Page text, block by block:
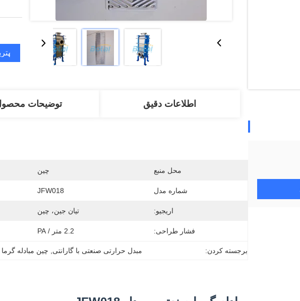
اطلاعات دقیق توضیحات
محل منبع چین
شماره مدل JFW018
اریجیو: تیان جین، چین
فشار طراحی: 2.2 متر / PA
برجسته کردن: مبدل حرارتی صنعتی با گارانتی چین مبادله